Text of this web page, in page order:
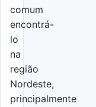
comum
encontrá-
lo
na
região
Nordeste,
principalmente